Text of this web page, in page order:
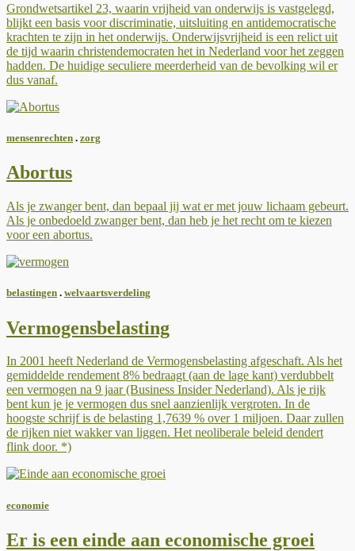
Grondwetsartikel 23, waarin vrijheid van onderwijs is vastgelegd,
blijkt een basis voor discriminatie, uitsluiting en antidemocratische
krachten te zijn in het onderwijs. Onderwijsvrijheid is een relict uit
de tijd waarin christendemocraten het in Nederland voor het zeggen
hadden. De huidige seculiere meerderheid van de bevolking wil er
dus vanaf.
mensenrechten . zorg
Abortus
Als je zwanger bent, dan bepaal jij wat er met jouw lichaam gebeurt.
Als je onbedoeld zwanger bent, dan heb je het recht om te kiezen
voor een abortus.
belastingen . welvaartsverdeling
Vermogensbelasting
In 2001 heeft Nederland de Vermogensbelasting afgeschaft. Als het
gemiddelde rendement 8% bedraagt (aan de lage kant) verdubbelt
een vermogen na 9 jaar (Business Insider Nederland). Als je rijk
bent kun je je vermogen dus snel aanzienlijk vergroten. In de
hoogste schrijf is de belasting 1,7639 % over 1 miljoen. Daar zullen
de rijken niet wakker van liggen. Het neoliberale beleid dendert
flink door. *)
economie
Er is een einde aan economische groei